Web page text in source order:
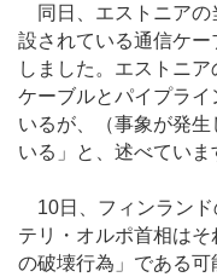
同日、エストニアの
設されている通信ケ
しました。エストニ
ケーブルとパイプラ
いるが、（事象が発
いる」と、述べていま
10日、フィンランド
テリ・オルポ首相は
の破壊行為」である可